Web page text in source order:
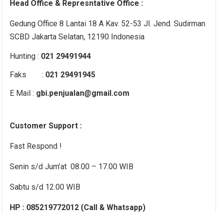
Head Office & Represntative Office :
Gedung Office 8 Lantai 18 A Kav. 52-53 Jl. Jend. Sudirman
SCBD Jakarta Selatan, 12190 Indonesia
Hunting : 021 29491944
Faks : 021 29491945
E Mail : gbi.penjualan@gmail.com
Customer Support :
Fast Respond !
Senin s/d Jum’at 08.00 – 17.00 WIB
Sabtu s/d 12.00 WIB
HP : 085219772012 (Call & Whatsapp)